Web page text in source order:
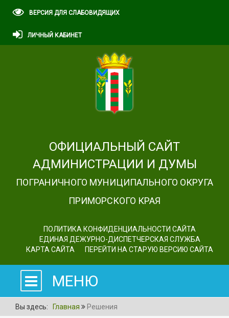
ВЕРСИЯ ДЛЯ СЛАБОВИДЯЩИХ
ЛИЧНЫЙ КАБИНЕТ
ОФИЦИАЛЬНЫЙ САЙТ
АДМИНИСТРАЦИИ И ДУМЫ
ПОГРАНИЧНОГО МУНИЦИПАЛЬНОГО ОКРУГА
ПРИМОРСКОГО КРАЯ
ПОЛИТИКА КОНФИДЕНЦИАЛЬНОСТИ САЙТА
ЕДИНАЯ ДЕЖУРНО-ДИСПЕТЧЕРСКАЯ СЛУЖБА
КАРТА САЙТА
ПЕРЕЙТИ НА СТАРУЮ ВЕРСИЮ САЙТА
МЕНЮ
Вы здесь: Главная Решения